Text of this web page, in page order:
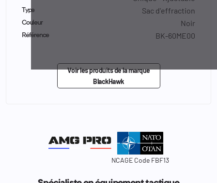
Type Sac d'effraction
Couleur Noir
Référence BK-60ME00
Voir les produits de la marque
BlackHawk
NCAGE Code FBF13